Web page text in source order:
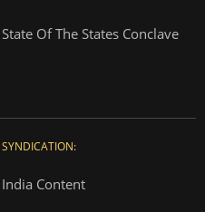
State Of The States Conclave
SYNDICATION:
India Content